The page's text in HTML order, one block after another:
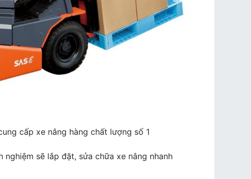
cấp xe nâng hàng chất lượng số 1
sẽ lắp đặt, sửa chữa xe nâng nhanh